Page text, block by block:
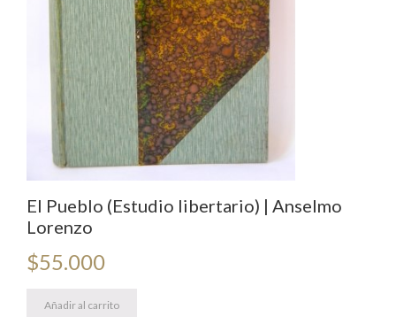
El Pueblo (Estudio libertario) | Anselmo
Lorenzo
$55.000
Añadir al carrito